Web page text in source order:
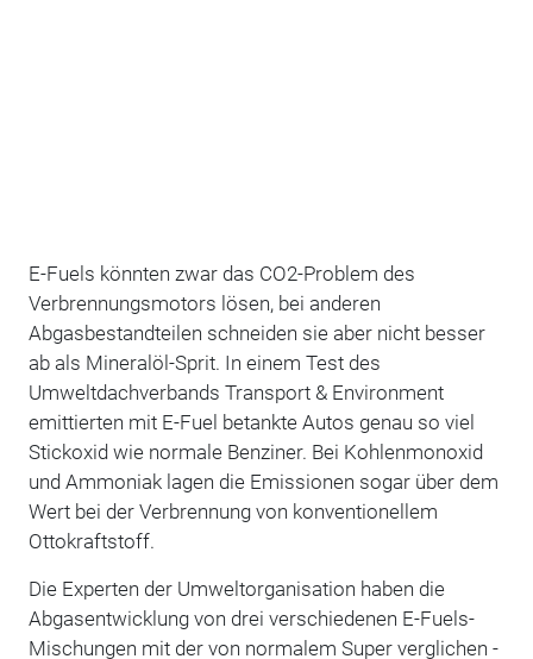
E-Fuels könnten zwar das CO2-Problem des
Verbrennungsmotors lösen, bei anderen
Abgasbestandteilen schneiden sie aber nicht besser
ab als Mineralöl-Sprit. In einem Test des
Umweltdachverbands Transport & Environment
emittierten mit E-Fuel betankte Autos genau so viel
Stickoxid wie normale Benziner. Bei Kohlenmonoxid
und Ammoniak lagen die Emissionen sogar über dem
Wert bei der Verbrennung von konventionellem
Ottokraftstoff.
Die Experten der Umweltorganisation haben die
Abgasentwicklung von drei verschiedenen E-Fuels-
Mischungen mit der von normalem Super verglichen -